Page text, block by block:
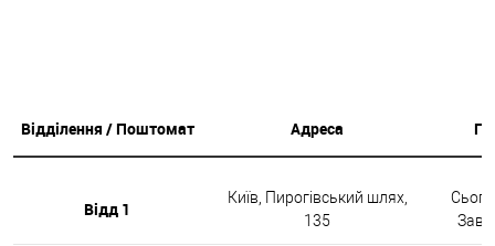
Відділення / Поштомат Адреса
Відд 1
Київ, Пирогівський шлях,
135